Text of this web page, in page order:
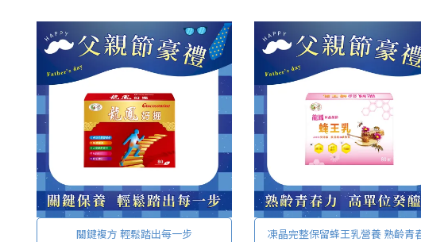
關鍵複方 輕鬆踏出每一步 凍晶完整保留蜂王乳營養 熟齡青